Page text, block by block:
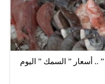
.. أسعار ” السمك ” اليوم